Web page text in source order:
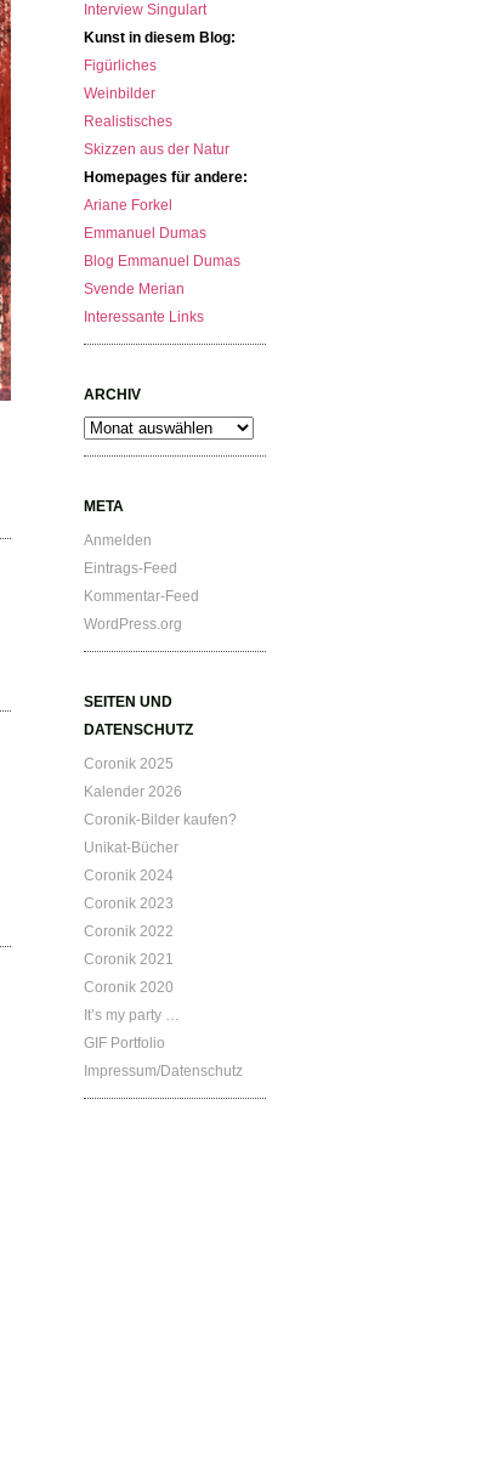
Interview Singulart
Kunst in diesem Blog:
Figürliches
Weinbilder
Realistisches
Skizzen aus der Natur
Homepages für andere:
Ariane Forkel
Emmanuel Dumas
Blog Emmanuel Dumas
Svende Merian
Interessante Links
ARCHIV
Archiv
META
Anmelden
Eintrags-Feed
Kommentar-Feed
WordPress.org
SEITEN UND
DATENSCHUTZ
Coronik 2025
Kalender 2026
Coronik-Bilder kaufen?
Unikat-Bücher
Coronik 2024
Coronik 2023
Coronik 2022
Coronik 2021
Coronik 2020
It’s my party …
GIF Portfolio
Impressum/Datenschutz